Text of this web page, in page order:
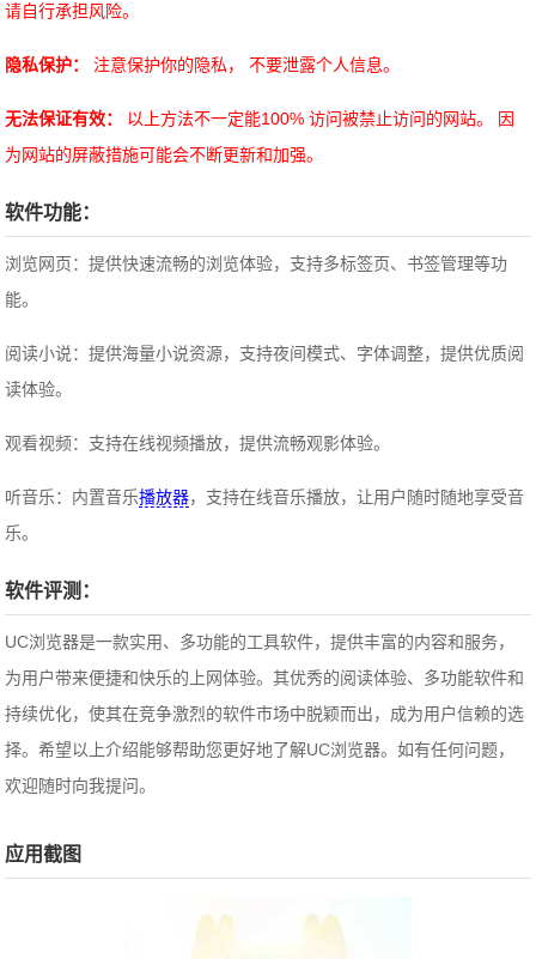
请自行承担风险。
隐私保护： 注意保护你的隐私， 不要泄露个人信息。
无法保证有效：
以上方法不一定能100% 访问被禁止访问的网站。 因
为网站的屏蔽措施可能会不断更新和加强。
软件功能：
浏览网页：提供快速流畅的浏览体验，支持多标签页、书签管理等功
能。
阅读小说：提供海量小说资源，支持夜间模式、字体调整，提供优质阅
读体验。
观看视频：支持在线视频播放，提供流畅观影体验。
听音乐：内置音乐播放器，支持在线音乐播放，让用户随时随地享受音
乐。
软件评测：
UC浏览器是一款实用、多功能的工具软件，提供丰富的内容和服务，
为用户带来便捷和快乐的上网体验。其优秀的阅读体验、多功能软件和
持续优化，使其在竞争激烈的软件市场中脱颖而出，成为用户信赖的选
择。希望以上介绍能够帮助您更好地了解UC浏览器。如有任何问题，
欢迎随时向我提问。
应用截图